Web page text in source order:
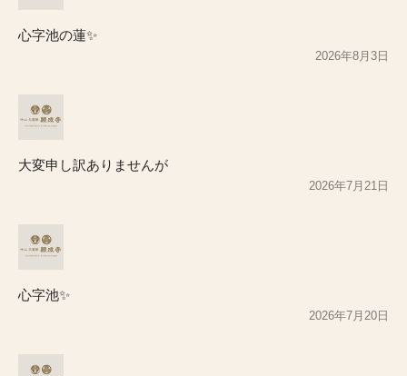
心字池の蓮✨
2026年8月3日
大変申し訳ありませんが
2026年7月21日
心字池✨
2026年7月20日